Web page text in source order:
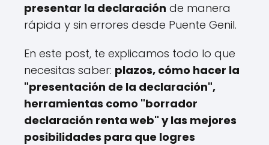
presentar la declaración de manera
rápida y sin errores desde Puente Genil.
En este post, te explicamos todo lo que
necesitas saber: plazos, cómo hacer la
"presentación de la declaración",
herramientas como "borrador
declaración renta web" y las mejores
posibilidades para que logres